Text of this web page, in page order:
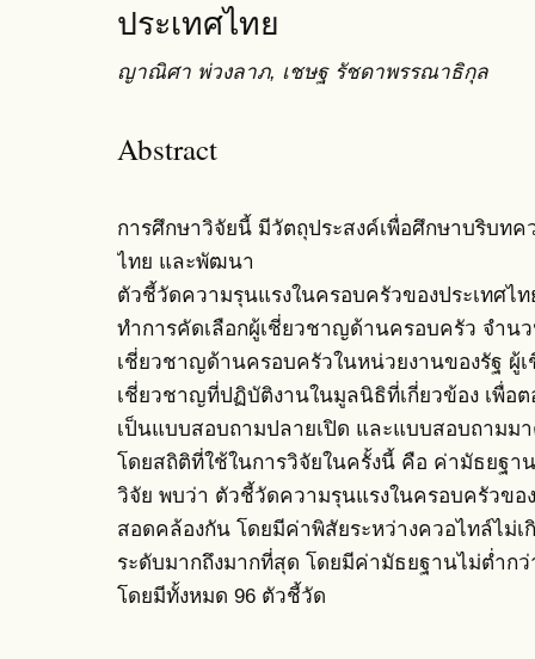
ประเทศไทย
ญาณิศา พ่วงลาภ, เชษฐ รัชดาพรรณาธิกุล
Abstract
การศึกษาวิจัยนี้ มีวัตถุประสงค์เพื่อศึกษาบริบท
ไทย และพัฒนา
ตัวชี้วัดความรุนแรงในครอบครัวของประเทศไ
ทำการคัดเลือกผู้เชี่ยวชาญด้านครอบครัว จำน
เชี่ยวชาญด้านครอบครัวในหน่วยงานของรัฐ ผู้
เชี่ยวชาญที่ปฏิบัติงานในมูลนิธิที่เกี่ยวข้อง เพื่
เป็นแบบสอบถามปลายเปิด และแบบสอบถามม
โดยสถิติที่ใช้ในการวิจัยในครั้งนี้ คือ ค่ามัธยฐา
วิจัย พบว่า ตัวชี้วัดความรุนแรงในครอบครัวขอ
สอดคล้องกัน โดยมีค่าพิสัยระหว่างควอไทล์ไม่เ
ระดับมากถึงมากที่สุด โดยมีค่ามัธยฐานไม่ต่ำกว่
โดยมีทั้งหมด 96 ตัวชี้วัด